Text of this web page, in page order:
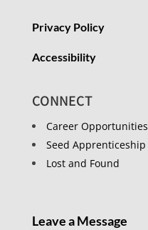
Privacy Policy
Accessibility
CONNECT
Career Opportunities
Seed Apprenticeship
Lost and Found
Leave a Message